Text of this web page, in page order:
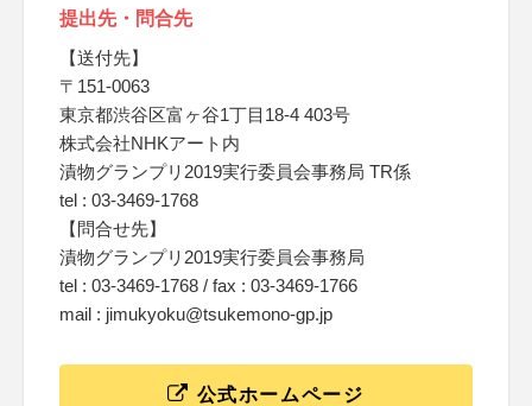
提出先・問合先
【送付先】
〒151-0063
東京都渋谷区富ヶ谷1丁目18-4 403号
株式会社NHKアート内
漬物グランプリ2019実行委員会事務局 TR係
tel : 03-3469-1768
【問合せ先】
漬物グランプリ2019実行委員会事務局
tel : 03-3469-1768 / fax : 03-3469-1766
mail : jimukyoku@tsukemono-gp.jp
公式ホームページ